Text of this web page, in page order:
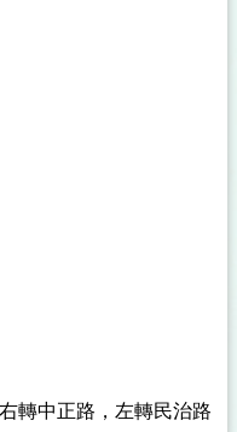
轉中正路，左轉民治路